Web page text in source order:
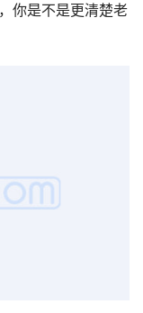
你是不是更清楚老